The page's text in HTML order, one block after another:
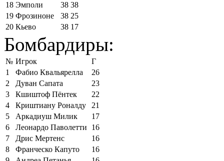
18 Эмполи 38 38
19 Фрозиноне 38 25
20 Кьево 38 17
Бомбардиры:
№ Игрок
Г
1
Фабио Квальярелла
26
2
Дуван Сапата
23
3
Кшиштоф Пёнтек
22
4
Криштиану Роналду
21
5
Аркадиуш Милик
17
6
Леонардо Паволетти
16
7
Дрис Мертенс
16
8
Франческо Капуто
16